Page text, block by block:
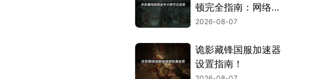
顿完全指南：网络优
化与解决技巧！
2026-08-07
诡影藏锋国服加速器
设置指南！